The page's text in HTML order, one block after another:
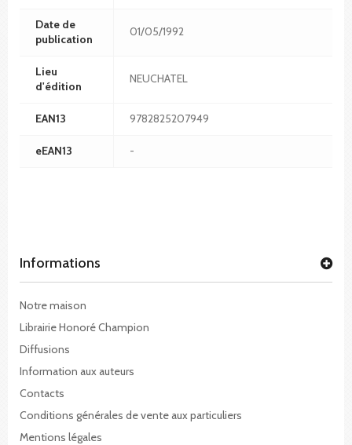
Date de
publication
01/05/1992
Lieu
d'édition
NEUCHATEL
EAN13 9782825207949
eEAN13 -
Informations
Notre maison
Librairie Honoré Champion
Diffusions
Information aux auteurs
Contacts
Conditions générales de vente aux particuliers
Mentions légales